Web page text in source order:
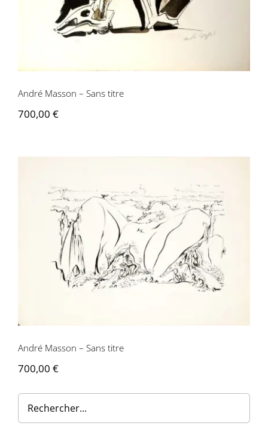
André Masson – Sans titre
700,00 €
André Masson – Sans titre
André Masson – Sans titre
700,00 €